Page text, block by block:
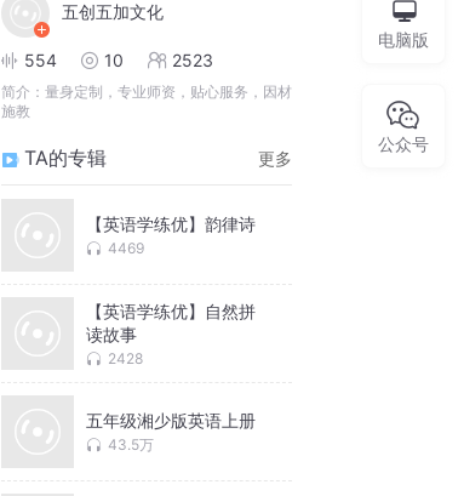
五创五加文化
554 10 2523
简介： 量身定制，专业师资，贴心服务，因材
施教
TA的专辑 更多
【英语学练优】韵律诗
4469
【英语学练优】自然拼
读故事
2428
五年级湘少版英语上册
43.5万
电脑版
公众号